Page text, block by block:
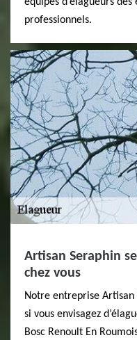
professionnels.
Artisan Seraphin
chez vous
Notre entreprise
si vous envisagez
Bosc Renoult En